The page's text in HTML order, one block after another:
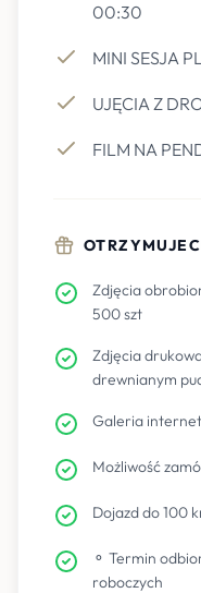
00:30
MINI SESJA
UJĘCIA Z
FILM NA
Zdjęcia
500 szt
Zdjęcia
drewnianym
Galeria
Możliwość
Dojazd do 100
⚬ Termin
roboczych